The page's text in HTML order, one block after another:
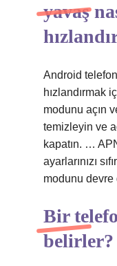
yavaş
Android
hızlandırmak
modunu açın
temizleyin ve
kapatın. …
ayarlarınızı
modunu devre
Bir
belirler?